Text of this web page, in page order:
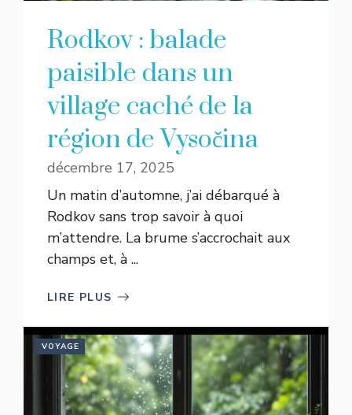
Rodkov : balade
paisible dans un
village caché de la
région de Vysočina
décembre 17, 2025
Un matin d’automne, j’ai débarqué à
Rodkov sans trop savoir à quoi
m’attendre. La brume s’accrochait aux
champs et, à ...
LIRE PLUS
VOYAGE